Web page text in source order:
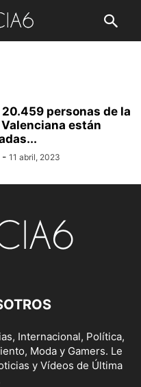
personas de la
están
- 11 abril, 2023
Internacional, Política,
Moda y Gamers. Le
y Vídeos de Última